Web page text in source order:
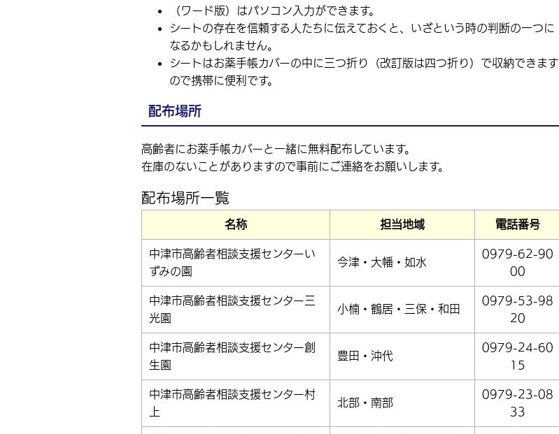
（ワード版）はパソコン入力ができます。
シートの存在を信頼する人たちに伝えておくと、いざという時の判断の一つに
なるかもしれません。
シートはお薬手帳カバーの中に三つ折り（改訂版は四つ折り）で収納できます
ので携帯に便利です。
配布場所
高齢者にお薬手帳カバーと一緒に無料配布しています。
在庫のないことがありますので事前にご連絡をお願いします。
配布場所一覧
名称 担当地域 電話番号
中津市高齢者相談支援センターい
ずみの園
今津・大幡・如水
0979-62-90
00
中津市高齢者相談支援センター三
光園
小楠・鶴居・三保・和田
0979-53-98
20
中津市高齢者相談支援センター創
生園
豊田・沖代
0979-24-60
15
中津市高齢者相談支援センター村
上
北部・南部
0979-23-08
33